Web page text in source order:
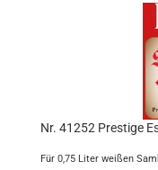
Nr. 41252 Prestige
Für 0,75 Liter weißen